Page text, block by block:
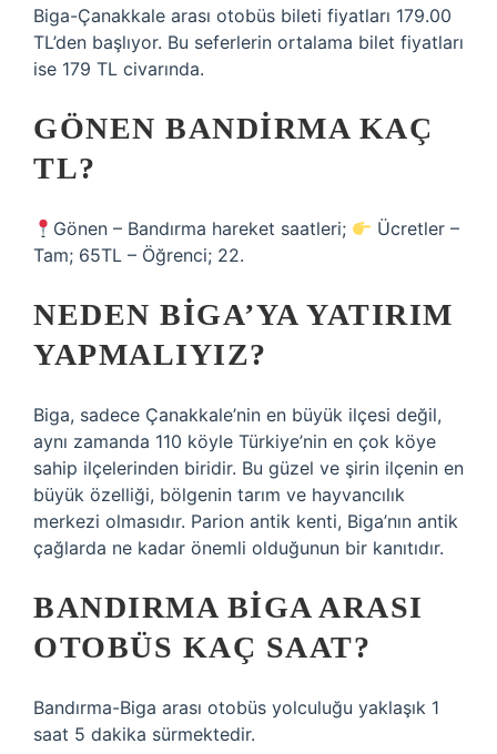
Biga-Çanakkale arası otobüs bileti fiyatları 179.00
TL’den başlıyor. Bu seferlerin ortalama bilet fiyatları
ise 179 TL civarında.
GÖNEN BANDIRMA KAÇ
TL?
Gönen – Bandırma hareket saatleri;
Ücretler –
Tam; 65TL – Öğrenci; 22.
NEDEN BIGA’YA YATIRIM
YAPMALIYIZ?
Biga, sadece Çanakkale’nin en büyük ilçesi değil,
aynı zamanda 110 köyle Türkiye’nin en çok köye
sahip ilçelerinden biridir. Bu güzel ve şirin ilçenin en
büyük özelliği, bölgenin tarım ve hayvancılık
merkezi olmasıdır. Parion antik kenti, Biga’nın antik
çağlarda ne kadar önemli olduğunun bir kanıtıdır.
BANDIRMA BIGA ARASI
OTOBÜS KAÇ SAAT?
Bandırma-Biga arası otobüs yolculuğu yaklaşık 1
saat 5 dakika sürmektedir.